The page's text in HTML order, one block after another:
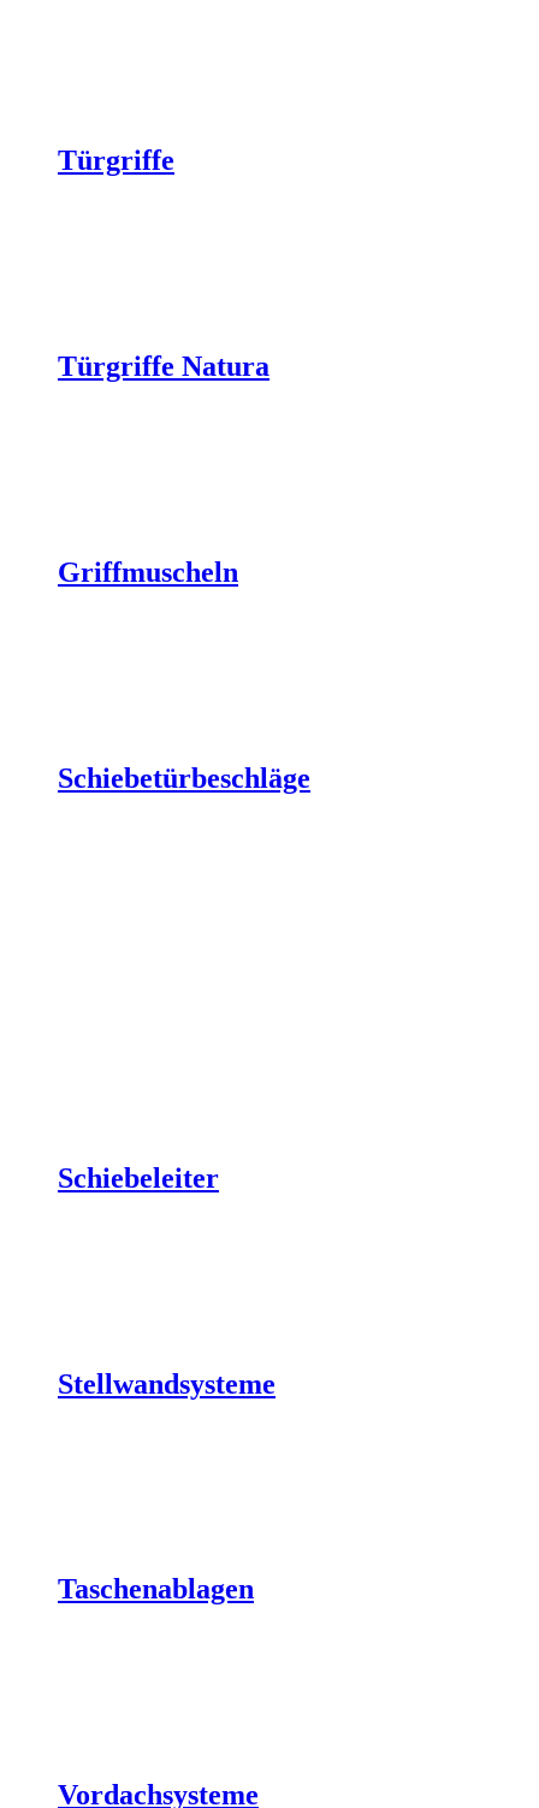
Türgriffe
Türgriffe Natura
Griffmuscheln
Schiebetürbeschläge
Schiebeleiter
Stellwandsysteme
Taschenablagen
Vordachsysteme